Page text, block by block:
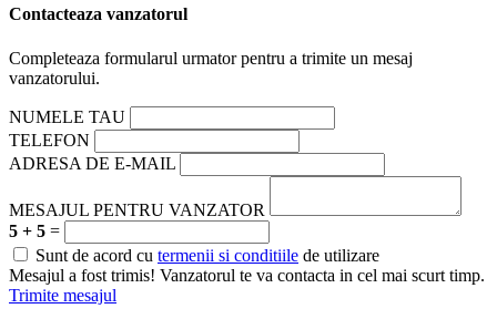
Contacteaza vanzatorul
Completeaza formularul urmator pentru a trimite un mesaj
vanzatorului.
NUMELE TAU
TELEFON
ADRESA DE E-MAIL
MESAJUL PENTRU VANZATOR
5 + 5 =
Sunt de acord cu termenii si conditiile de utilizare
Mesajul a fost trimis! Vanzatorul te va contacta in cel mai scurt timp.
Trimite mesajul